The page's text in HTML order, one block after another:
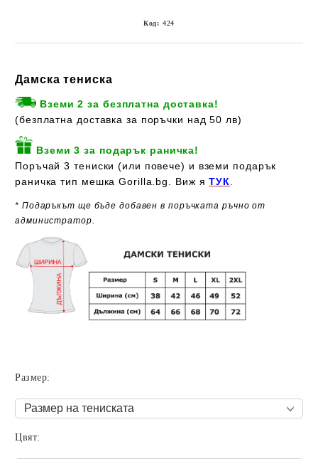
Код: 424
Дамска тениска
Вземи 2 за безплатна доставка!
(безплатна доставка за поръчки над 50 лв)
Вземи 3 за подарък раничка!
Поръчай 3 тениски (или повече) и вземи подарък
раничка тип мешка Gorilla.bg. Виж яТУК
* Подаръкът ще бъде добавен в поръчката ръчно от
администратор.
Размер:
Цвят: